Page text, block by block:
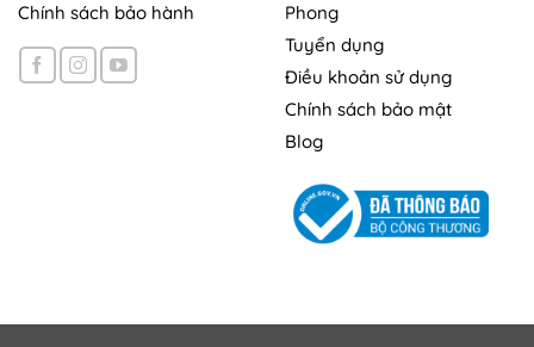
Chính sách bảo hành
Phong
Tuyển dụng
Điều khoản sử dụng
Chính sách bảo mật
Blog